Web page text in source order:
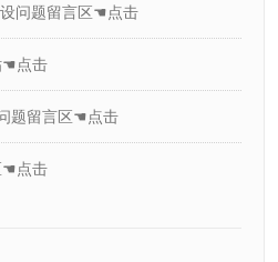
问题留言区☚点击
☚点击
题留言区☚点击
☚点击